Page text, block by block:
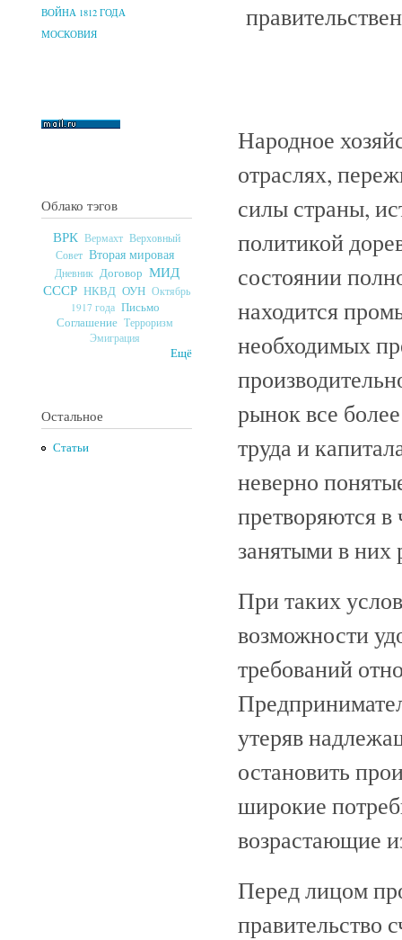
ВОЙНА 1812 ГОДА
МОСКОВИЯ
Облако тэгов
ВРК Вермахт Верховный
Совет Вторая мировая
Дневник Договор МИД
СССР НКВД ОУН Октябрь
1917 года Письмо
Соглашение Терроризм
Эмиграция
Ещё
Остальное
Статьи
Народное
отраслях,
силы страны,
политикой
состоянии
находится
необходимых
рынок все
труда и
неверно
претворяются в
занятыми в них
При таких
возможности
требований
утеряв
остановить
широкие
возрастающие
Перед лицом
правительство